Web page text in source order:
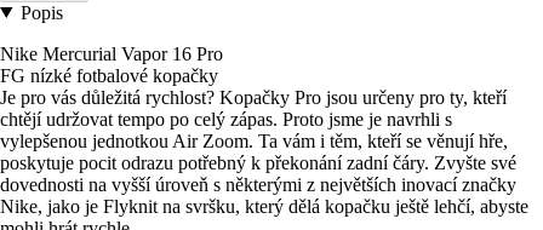
Popis
Nike Mercurial Vapor 16 Pro
FG nízké fotbalové kopačky
Je pro vás důležitá rychlost? Kopačky Pro jsou určeny pro ty, kteří
chtějí udržovat tempo po celý zápas. Proto jsme je navrhli s
vylepšenou jednotkou Air Zoom. Ta vám i těm, kteří se věnují hře,
poskytuje pocit odrazu potřebný k překonání zadní čáry. Zvyšte své
dovednosti na vyšší úroveň s některými z největších inovací značky
Nike, jako je Flyknit na svršku, který dělá kopačku ještě lehčí, abyste